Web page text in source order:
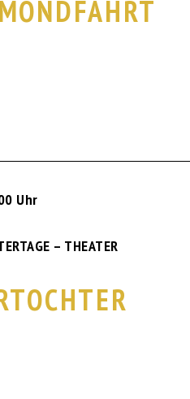
Uhr
– THEATER